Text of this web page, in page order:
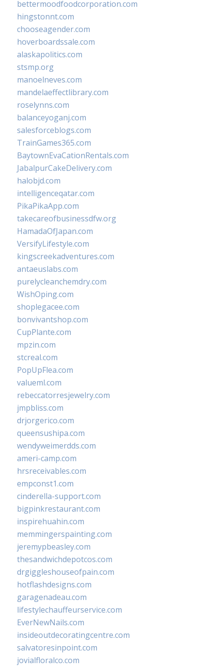
bettermoodfoodcorporation.com
hingstonnt.com
chooseagender.com
hoverboardssale.com
alaskapolitics.com
stsmp.org
manoelneves.com
mandelaeffectlibrary.com
roselynns.com
balanceyoganj.com
salesforceblogs.com
TrainGames365.com
BaytownEvaCationRentals.com
JabalpurCakeDelivery.com
halobjd.com
intelligenceqatar.com
PikaPikaApp.com
takecareofbusinessdfw.org
HamadaOfJapan.com
VersifyLifestyle.com
kingscreekadventures.com
antaeuslabs.com
purelycleanchemdry.com
WishOping.com
shoplegacee.com
bonvivantshop.com
CupPlante.com
mpzin.com
stcreal.com
PopUpFlea.com
valueml.com
rebeccatorresjewelry.com
jmpbliss.com
drjorgerico.com
queensushipa.com
wendyweimerdds.com
ameri-camp.com
hrsreceivables.com
empconst1.com
cinderella-support.com
bigpinkrestaurant.com
inspirehuahin.com
memmingerspainting.com
jeremypbeasley.com
thesandwichdepotcos.com
drgiggleshouseofpain.com
hotflashdesigns.com
garagenadeau.com
lifestylechauffeurservice.com
EverNewNails.com
insideoutdecoratingcentre.com
salvatoresinpoint.com
jovialfloralco.com